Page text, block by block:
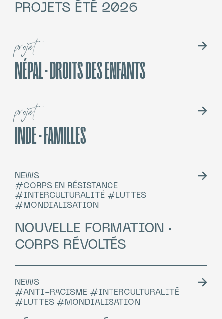
PROJETS ÉTÉ 2026
projet
NÉPAL · DROITS DES ENFANTS
projet
INDE · FAMILLES
NEWS
#CORPS EN RÉSISTANCE
#INTERCULTURALITÉ #LUTTES
#MONDIALISATION
NOUVELLE FORMATION ·
CORPS RÉVOLTÉS
NEWS
#ANTI-RACISME #INTERCULTURALITÉ
#LUTTES #MONDIALISATION